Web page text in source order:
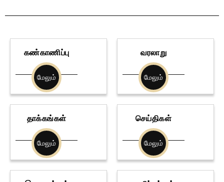
கண்காணிப்பு
மேலும்
வரலாறு
மேலும்
தாக்கங்கள்
மேலும்
செய்திகள்
மேலும்